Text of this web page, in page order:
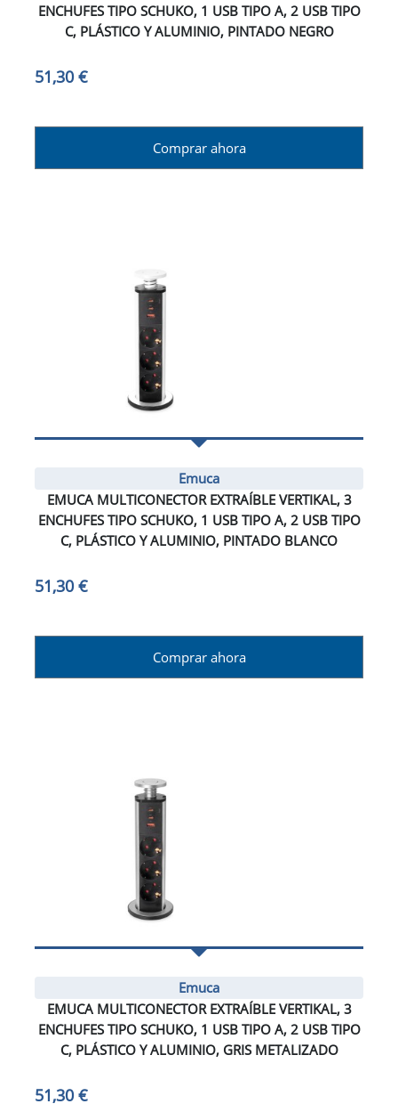
ENCHUFES TIPO SCHUKO, 1 USB TIPO A, 2 USB TIPO
C, PLÁSTICO Y ALUMINIO, PINTADO NEGRO
51,30 €
Comprar ahora
Emuca
EMUCA MULTICONECTOR EXTRAÍBLE VERTIKAL, 3
ENCHUFES TIPO SCHUKO, 1 USB TIPO A, 2 USB TIPO
C, PLÁSTICO Y ALUMINIO, PINTADO BLANCO
51,30 €
Comprar ahora
Emuca
EMUCA MULTICONECTOR EXTRAÍBLE VERTIKAL, 3
ENCHUFES TIPO SCHUKO, 1 USB TIPO A, 2 USB TIPO
C, PLÁSTICO Y ALUMINIO, GRIS METALIZADO
51,30 €